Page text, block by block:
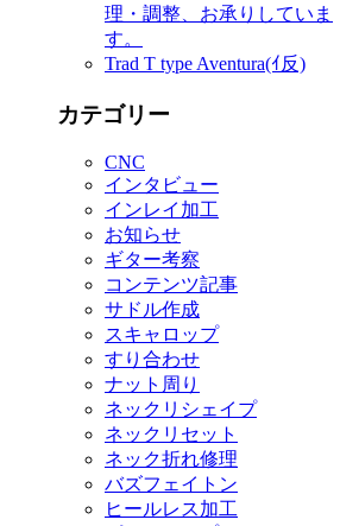
理・調整、お承りしていま
す。
Trad T type Aventura(ｲ反)
カテゴリー
CNC
インタビュー
インレイ加工
お知らせ
ギター考察
コンテンツ記事
サドル作成
スキャロップ
すり合わせ
ナット周り
ネックリシェイプ
ネックリセット
ネック折れ修理
バズフェイトン
ヒールレス加工